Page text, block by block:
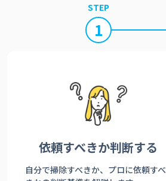
STEP
1
依頼すべきか判断する
自分で掃除すべきか、プロに依頼すべ